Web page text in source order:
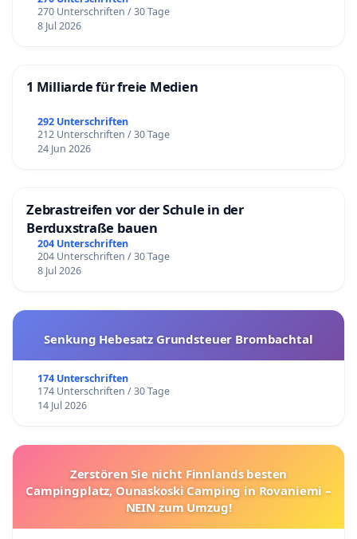
270 Unterschriften / 30 Tage
8 Jul 2026
1 Milliarde für freie Medien
292 Unterschriften
212 Unterschriften / 30 Tage
24 Jun 2026
Zebrastreifen vor der Schule in der
Berduxstraße bauen
204 Unterschriften
204 Unterschriften / 30 Tage
8 Jul 2026
Senkung Hebesatz Grundsteuer Brombachtal
174 Unterschriften
174 Unterschriften / 30 Tage
14 Jul 2026
Zerstören Sie nicht Finnlands besten
Campingplatz, Ounaskoski Camping in Rovaniemi –
NEIN zum Umzug!